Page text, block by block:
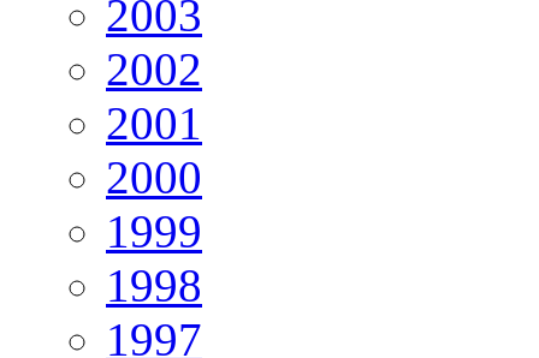
2003
2002
2001
2000
1999
1998
1997